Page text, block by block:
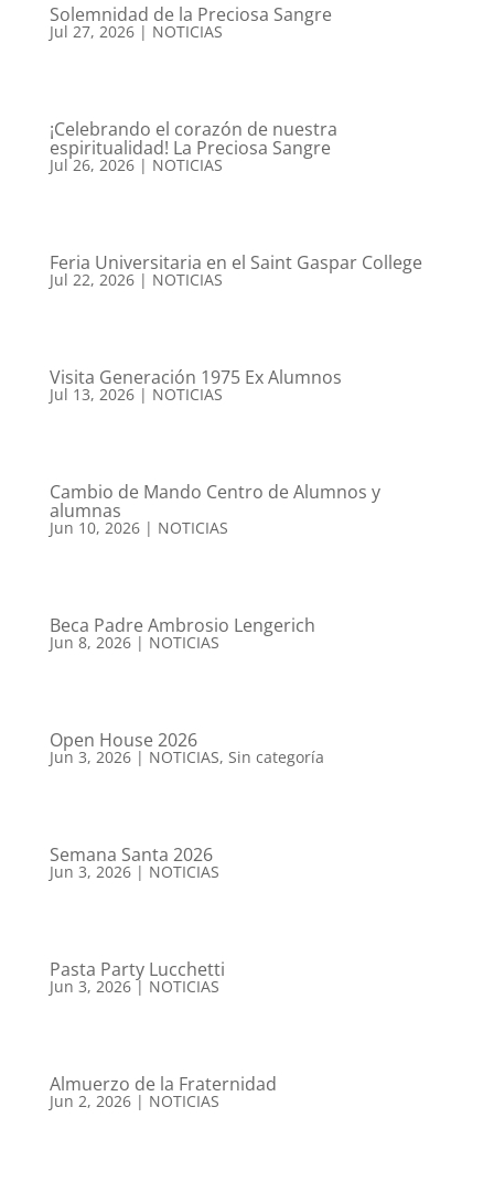
Solemnidad de la Preciosa Sangre
Jul 27, 2026| NOTICIAS
¡Celebrando el corazón de nuestra
espiritualidad! La Preciosa Sangre
Jul 26, 2026| NOTICIAS
Feria Universitaria en el Saint Gaspar College
Jul 22, 2026| NOTICIAS
Visita Generación 1975 Ex Alumnos
Jul 13, 2026| NOTICIAS
Cambio de Mando Centro de Alumnos y
alumnas
Jun 10, 2026| NOTICIAS
Beca Padre Ambrosio Lengerich
Jun 8, 2026| NOTICIAS
Open House 2026
Jun 3, 2026| NOTICIAS, Sin categoría
Semana Santa 2026
Jun 3, 2026| NOTICIAS
Pasta Party Lucchetti
Jun 3, 2026| NOTICIAS
Almuerzo de la Fraternidad
Jun 2, 2026| NOTICIAS